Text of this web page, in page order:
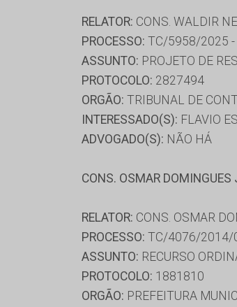
RELATOR: CONS. WALDIR
PROCESSO: TC/5958/2025 -
ASSUNTO: PROJETO DE
PROTOCOLO: 2827494
ORGÃO: TRIBUNAL DE
INTERESSADO(S): FLAVIO
ADVOGADO(S): NÃO HÁ
CONS. OSMAR DOMINGUES
RELATOR: CONS. OSMAR
PROCESSO: TC/4076/2014/
ASSUNTO: RECURSO
PROTOCOLO: 1881810
ORGÃO: PREFEITURA